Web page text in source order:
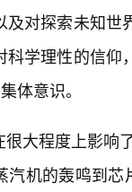
及对探索未知
科学理性的信
体意识。
大程度上影响
机的轰鸣到